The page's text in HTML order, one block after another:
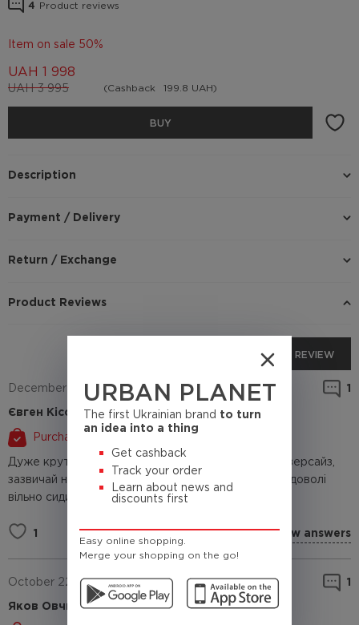
URBAN PLANET
The first Ukrainian brand to turn
an idea into a thing
Get cashback
Track your order
Learn about news and
discounts first
Easy online shopping.
Merge your shopping on the go!
4 Product reviews
Item on sale 50%
UAH 3 995
UAH 1 998
(Cashback 199.8 UAH)
BUY
Description
Payment / Delivery
Return / Exchange
Product Reviews
ADD REVIEW
December 4, 2024 1
Євген Кісса
Purchased
Дуже крута куртка, дуже тепла і зручна, трохи оверсайз,
зазвичай ношу м, взяв по міркам s і вона все одно доволі
вільно сидить
1 Answer 1 Show answers
October 22, 2024 1
Яков Овчинніков